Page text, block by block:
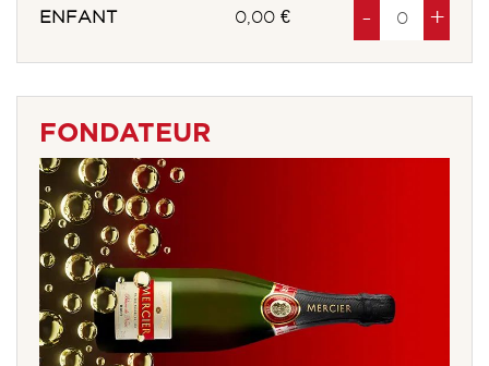
ENFANT 0,00 € - Diminuer
produits
+à
FONDATEUR